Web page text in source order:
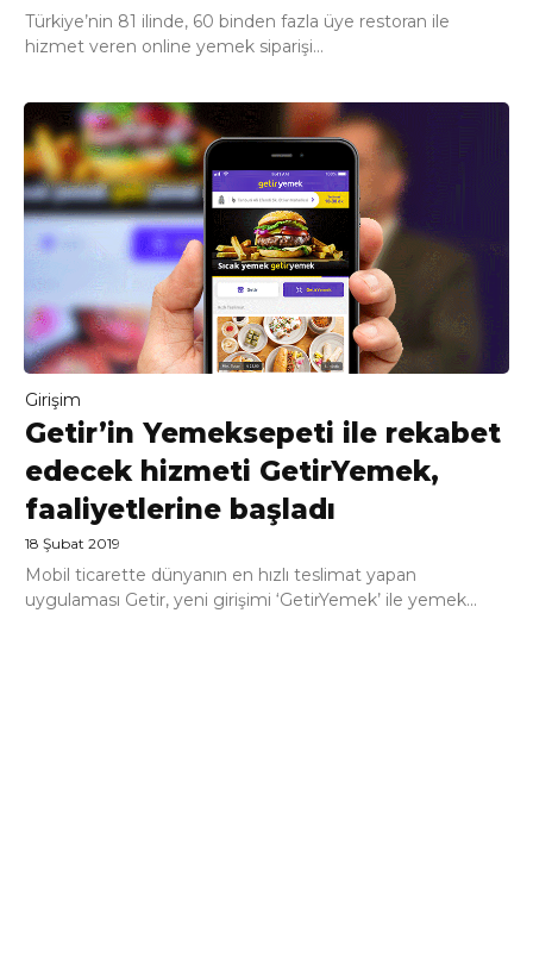
Türkiye’nin 81 ilinde, 60 binden fazla üye restoran ile
hizmet veren online yemek siparişi...
Girişim
Getir’in Yemeksepeti ile rekabet
edecek hizmeti GetirYemek,
faaliyetlerine başladı
18 Şubat 2019
Mobil ticarette dünyanın en hızlı teslimat yapan
uygulaması Getir, yeni girişimi ‘GetirYemek’ ile yemek...